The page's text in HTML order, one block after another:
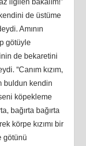
de üstüme
Amının
götüyle
de bekaretini
“Canım kızım,
buldun kendin
köpekleme
bağırta bağırta
körpe kızımı bir
götünü